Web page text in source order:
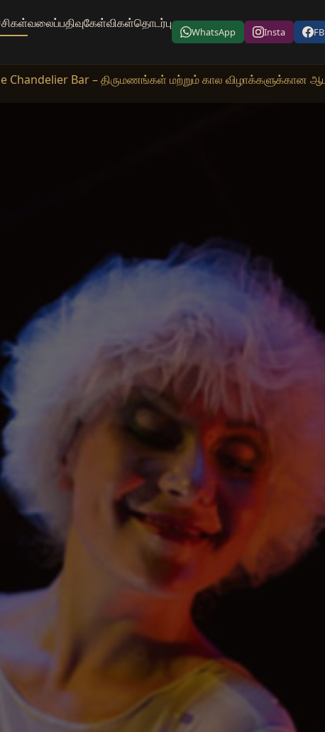
வலைப்பதிவுகேள்விகள்தொடர்பு
WhatsApp Insta FB
Chandelier Bar – திருமணங்கள் மற்றும் கால விழாக்களுக்கான